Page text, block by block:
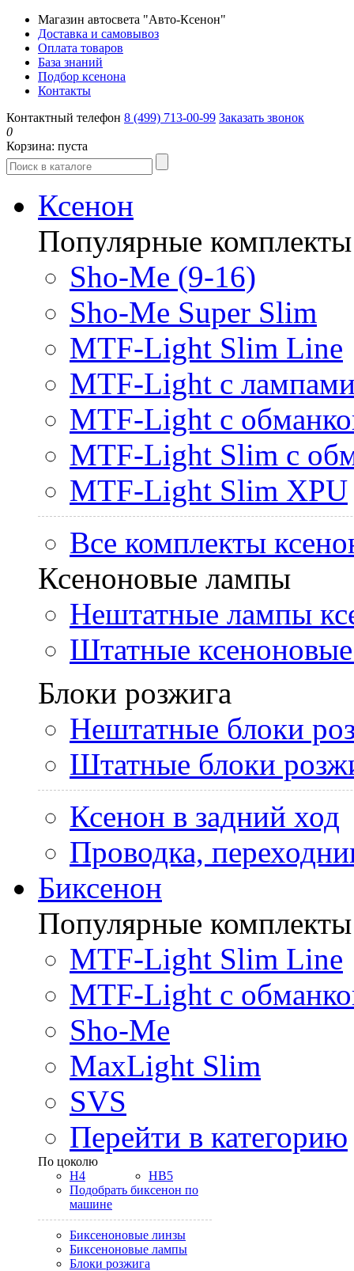
Магазин автосвета "Авто-Ксенон"
Доставка и самовывоз
Оплата товаров
База знаний
Подбор ксенона
Контакты
Контактный телефон 8 (499) 713-00-99 Заказать звонок
0
Корзина: пуста
Ксенон
Популярные комплекты
Sho-Me (9-16)
Sho-Me Super Slim
MTF-Light Slim Line
MTF-Light с
MTF-Light с
MTF-Light Slim с
MTF-Light Slim XPU
Все комплекты
Ксеноновые лампы
Нештатные лампы
Штатные
Блоки розжига
Нештатные блоки
Штатные блоки
Ксенон в задний ход
Проводка,
Биксенон
Популярные комплекты
MTF-Light Slim Line
MTF-Light с
Sho-Me
MaxLight Slim
SVS
Перейти в категорию
По цоколю
H4
HB5
Подобрать биксенон по
машине
Биксеноновые линзы
Биксеноновые лампы
Блоки розжига